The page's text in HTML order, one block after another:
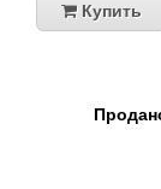
Купить